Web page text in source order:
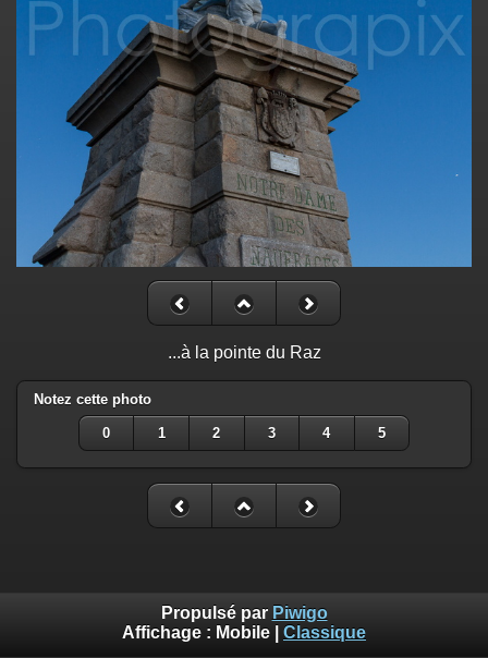
...à la pointe du Raz
Notez cette photo
0 1 2 3 4 5
Propulsé par Piwigo
Affichage : Mobile Classique